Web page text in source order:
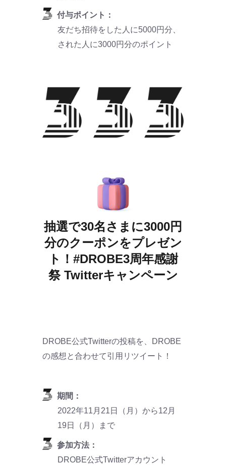
付与ポイント：
友だち招待をした人に5000円分、
された人に3000円分のポイント
抽選で30名さまに3000円
分のクーポンをプレゼン
ト！#DROBE3周年感謝
祭 Twitterキャンペーン
DROBE公式Twitterの投稿を、DROBE
の感想と合わせて引用リツイート！
期間：
2022年11月21日（月）から12月
19日（月）まで
参加方法：
DROBE公式Twitterアカウント